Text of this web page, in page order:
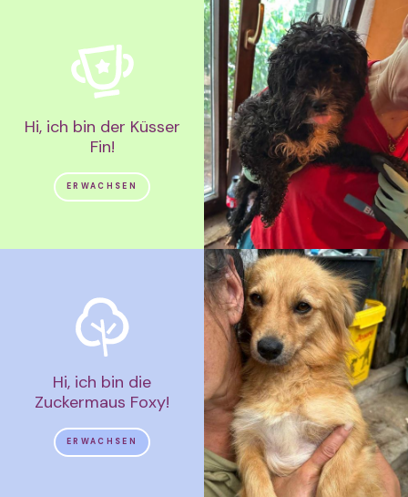
Hi, ich bin der Küsser
Fin!
ERWACHSEN
Hi, ich bin die
Zuckermaus Foxy!
ERWACHSEN